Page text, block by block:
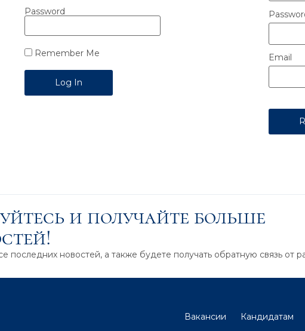
Password
Remember Me Email
и получайте больше
последних новостей, а также будете получать обратную связь от
Вакансии Кандидатам